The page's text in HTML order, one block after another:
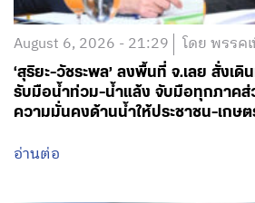
August 6, 2026 - 21:29 โดย พรรค
‘สุริยะ-วัชระพล’ ลงพื้นที่ จ.เลย สั่งเ
รับมือน้ำท่วม-น้ำแล้ง จับมือทุกภาคส่
ความมั่นคงด้านน้ำให้ประชาชน-เกษต
อ่านต่อ